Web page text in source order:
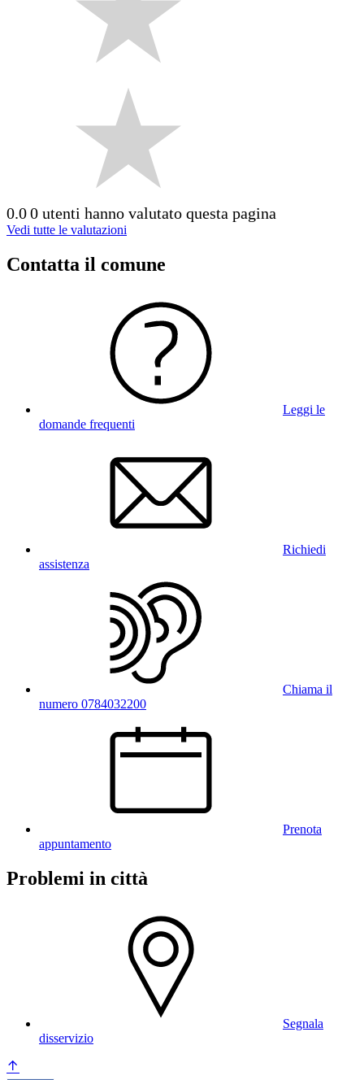
0.00 utenti hanno valutato questa pagina
Vedi tutte le valutazioni
Contatta il comune
Leggi le
domande frequenti
Richiedi
assistenza
Chiama il
numero 0784032200
Prenota
appuntamento
Problemi in città
Segnala
disservizio